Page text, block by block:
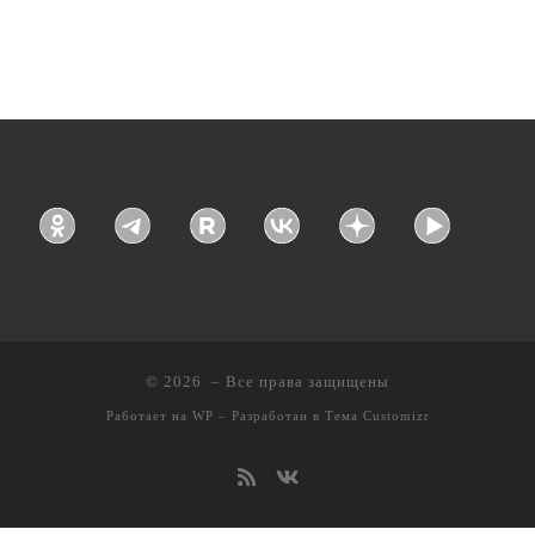
© 2026 – Все права защищены
Работает на WP – Разработан в Тема Customizr